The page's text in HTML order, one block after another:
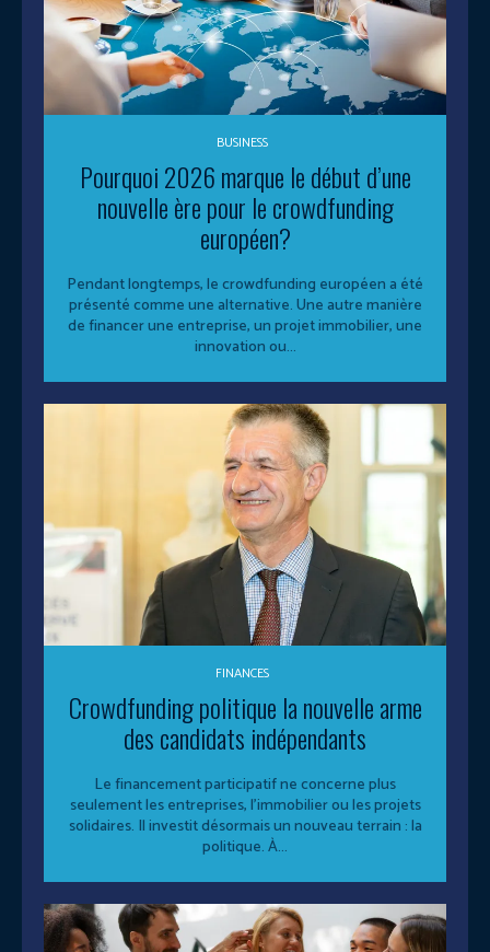
BUSINESS
Pourquoi 2026 marque le début d’une
nouvelle ère pour le crowdfunding
européen?
Pendant longtemps, le crowdfunding européen a été
présenté comme une alternative. Une autre manière
de financer une entreprise, un projet immobilier, une
innovation ou...
FINANCES
Crowdfunding politique la nouvelle arme
des candidats indépendants
Le financement participatif ne concerne plus
seulement les entreprises, l’immobilier ou les projets
solidaires. Il investit désormais un nouveau terrain : la
politique. À...